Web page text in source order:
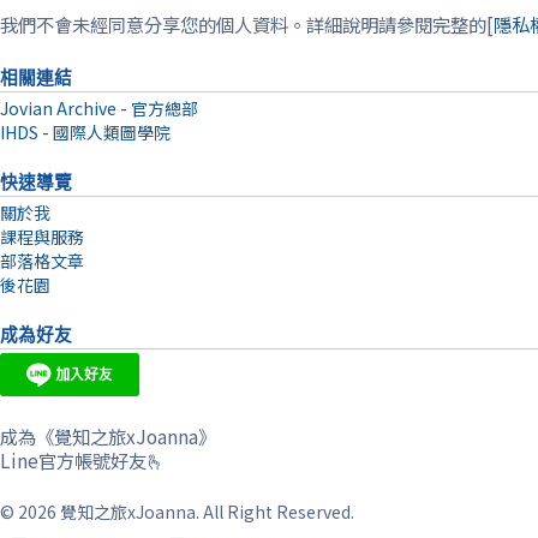
我們不會未經同意分享您的個人資料。詳細說明請參閱完整的[隱私
相關連結
Jovian Archive - 官方總部
IHDS - 國際人類圖學院
快速導覽
關於我
課程與服務
部落格文章
後花園
成為好友
成為《覺知之旅xJoanna》
Line官方帳號好友🫰
© 2026 覺知之旅xJoanna. All Right Reserved.